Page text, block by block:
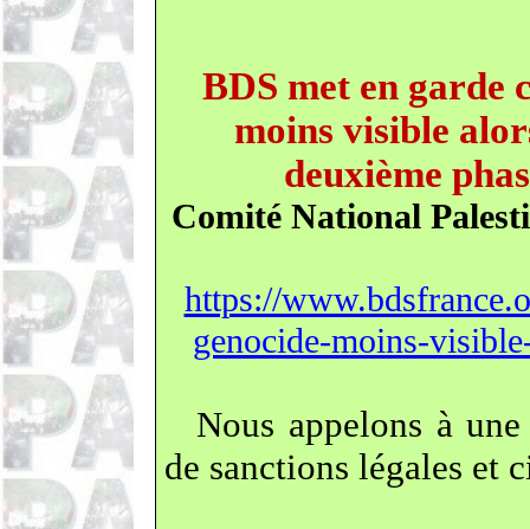
BDS met en garde
moins visible
deuxième
Comité National
https://
genocide-moins-
Nous appelons à
de sanctions légales et